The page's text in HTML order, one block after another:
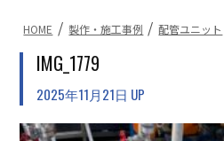
HOME / 製作・施工事例 / 配管ユニット
IMG_1779
2025年11月21日 UP